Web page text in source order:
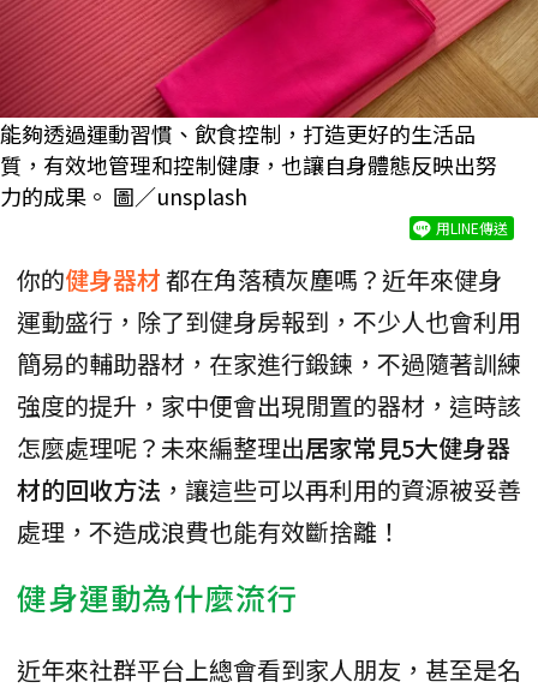
能夠透過運動習慣、飲食控制，打造更好的生活品
質，有效地管理和控制健康，也讓自身體態反映出努
力的成果。 圖／unsplash
用LINE傳送
你的健身器材都在角落積灰塵嗎？近年來健身
運動盛行，除了到健身房報到，不少人也會利用
簡易的輔助器材，在家進行鍛鍊，不過隨著訓練
強度的提升，家中便會出現閒置的器材，這時該
怎麼處理呢？未來編整理出居家常見5大健身器
材的回收方法 ，讓這些可以再利用的資源被妥善
處理，不造成浪費也能有效斷捨離！
健身運動為什麼流行
近年來社群平台上總會看到家人朋友，甚至是名